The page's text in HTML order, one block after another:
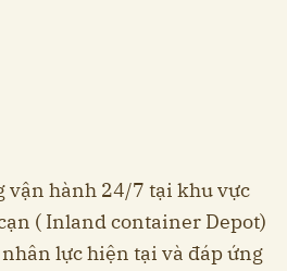
vận hành 24/7 tại khu vực
( Inland container Depot)
lực hiện tại và đáp ứng